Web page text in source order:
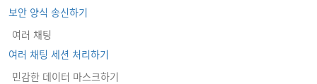
보안 양식 송신하기
여러 채팅
여러 채팅 세션 처리하기
민감한 데이터 마스크하기